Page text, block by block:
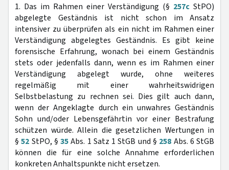
1. Das im Rahmen einer Verständigung (§ 257c StPO)
abgelegte Geständnis ist nicht schon im Ansatz
intensiver zu überprüfen als ein nicht im Rahmen einer
Verständigung abgelegtes Geständnis. Es gibt keine
forensische Erfahrung, wonach bei einem Geständnis
stets oder jedenfalls dann, wenn es im Rahmen einer
Verständigung abgelegt wurde, ohne weiteres
regelmäßig mit einer wahrheitswidrigen
Selbstbelastung zu rechnen sei. Dies gilt auch dann,
wenn der Angeklagte durch ein unwahres Geständnis
Sohn und/oder Lebensgefährtin vor einer Bestrafung
schützen würde. Allein die gesetzlichen Wertungen in
§52 StPO, §35Abs. 1 Satz 1 StGB und § 258 Abs. 6 StGB
können die für eine solche Annahme erforderlichen
konkreten Anhaltspunkte nicht ersetzen.